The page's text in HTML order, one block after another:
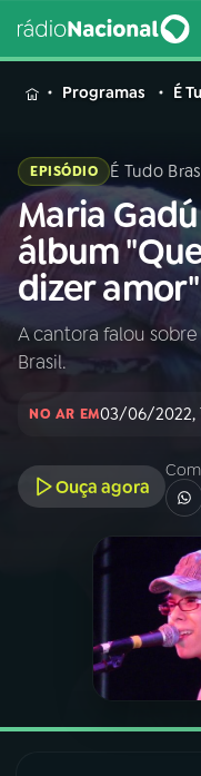
MENU
Buscar
na
Rádio
Nacional
INÍCIO
A RÁDIO
PROGRAMAS
PODCASTS
Programas É
EPISÓDIO É Tudo
Maria
álbum
dizer
A cantora falou
Brasil.
NO AR EM03/06/2022,
Ouça agora